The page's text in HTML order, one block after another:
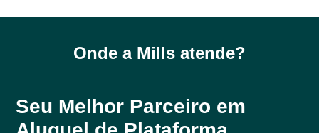
Onde a Mills atende?
Seu Melhor Parceiro em